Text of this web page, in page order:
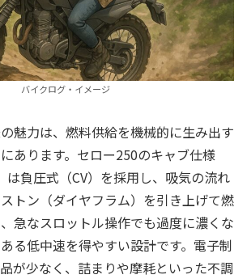
バイクログ・イメージ
魅力は、燃料供給を機械的に生み出す
あります。セロー250のキャブ仕様
は負圧式（CV）を採用し、吸気の流れ
トン（ダイヤフラム）を引き上げて燃
急なスロットル操作でも過度に濃くな
る低中速を得やすい設計です。電子制
が少なく、詰まりや摩耗といった不調